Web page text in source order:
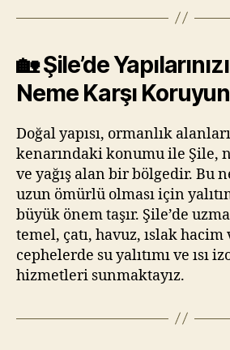
🏡 Şile’de
Neme Karşı Koruyun
Doğal yapısı, ormanlık
kenarındaki konumu ile Şile,
ve yağış alan bir bölgedir. Bu
uzun ömürlü olması için
büyük önem taşır. Şile’de
temel, çatı, havuz, ıslak hacim
cephelerde su yalıtımı ve ısı
hizmetleri sunmaktayız.